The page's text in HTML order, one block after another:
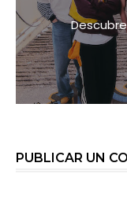
Descubre
PUBLICAR UN